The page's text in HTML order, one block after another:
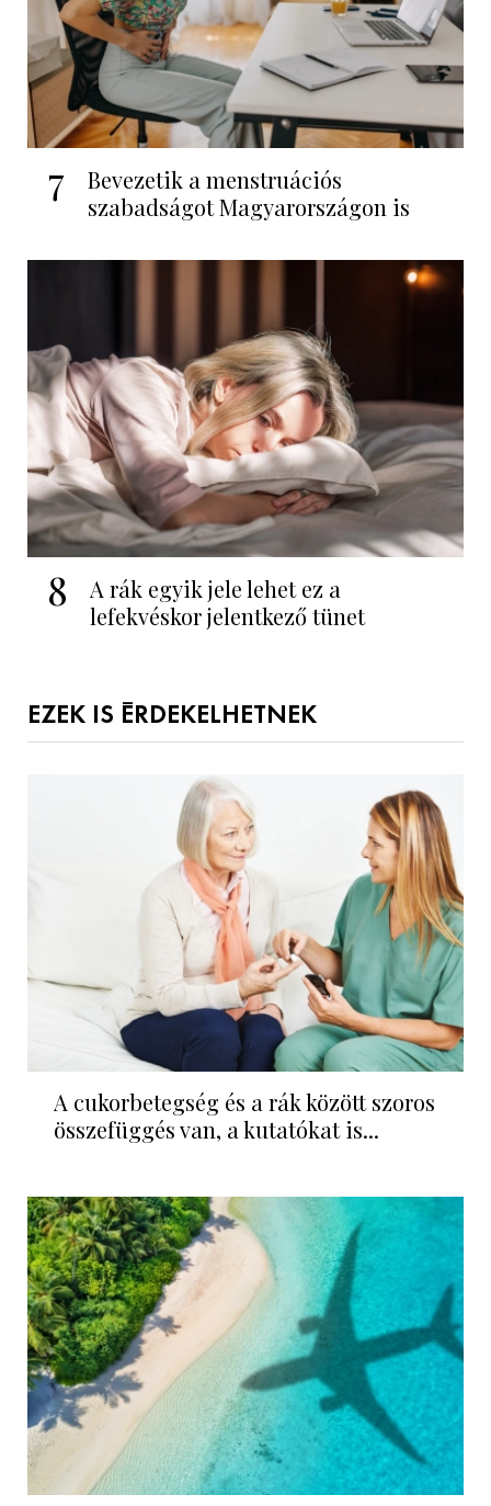
7
Bevezetik a menstruációs
szabadságot Magyarországon is
8
A rák egyik jele lehet ez a
lefekvéskor jelentkező tünet
EZEK IS ÉRDEKELHETNEK
A cukorbetegség és a rák között szoros
összefüggés van, a kutatókat is...